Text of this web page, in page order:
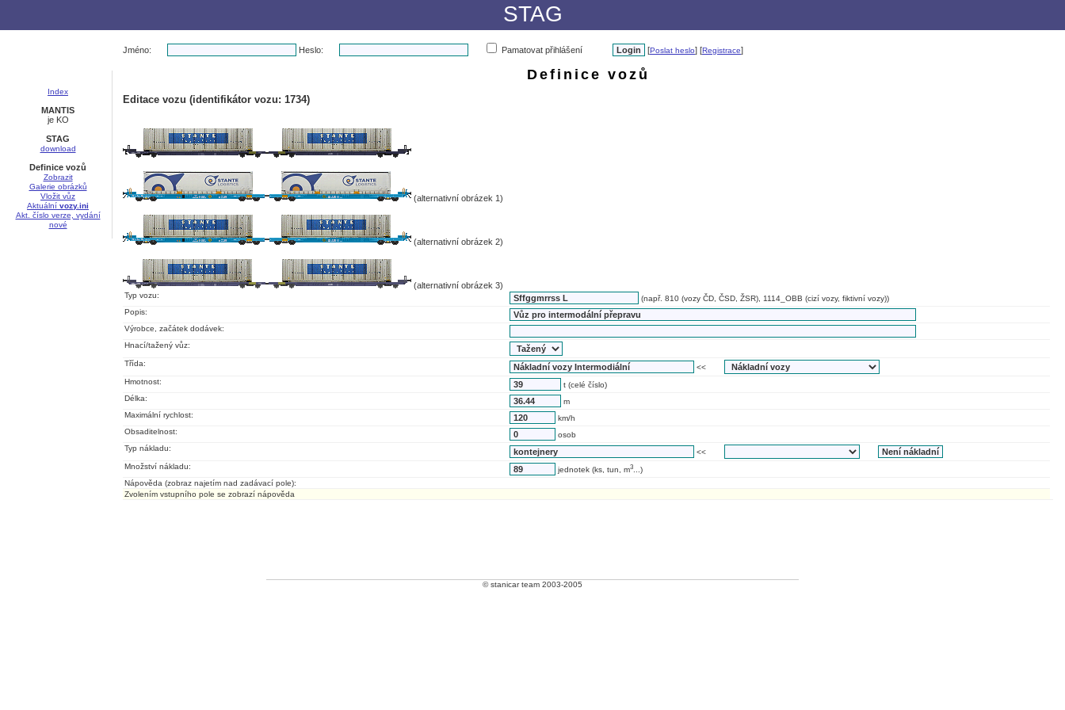
STAG
Index
MANTIS
je KO
STAG
download
Definice vozů
Zobrazit
Galerie obrázků
Vložit vůz
Aktuální vozy.ini
Akt. číslo verze, vydání
nové
Jméno: Heslo: Pamatovat přihlášení [Poslat heslo] [Registrace]
Definice vozů
Editace vozu (identifikátor vozu: 1734)
(alternativní obrázek 1)
(alternativní obrázek 2)
(alternativní obrázek 3)
Typ vozu:
(např. 810 (vozy ČD, ČSD, ŽSR), 1114_OBB (cizí vozy, fiktivní vozy))
Popis:
Výrobce, začátek dodávek:
Hnací/tažený vůz:
Třída:
<<
Hmotnost:
t (celé číslo)
Délka:
m
Maximální rychlost:
km/h
Obsaditelnost:
osob
Typ nákladu:
<<
Množství nákladu:
jednotek (ks, tun, m3 ...)
Nápověda (zobraz najetím nad zadávací pole):
Zvolením vstupního pole se zobrazí nápověda
© stanicar team 2003-2005